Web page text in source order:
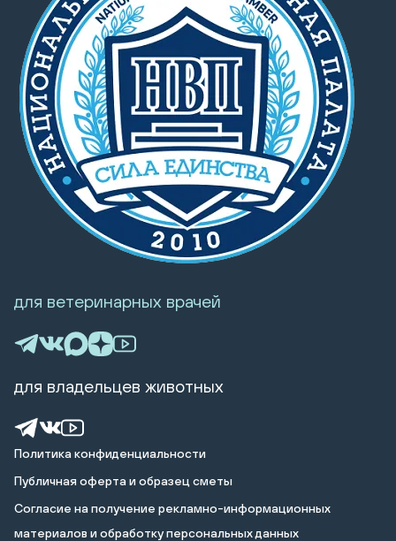
Политика конфиденциальности
Публичная оферта и образец сметы
Cогласие на получение рекламно-информационных
материалов и обработку персональных данных
для ветеринарных врачей
для владельцев животных